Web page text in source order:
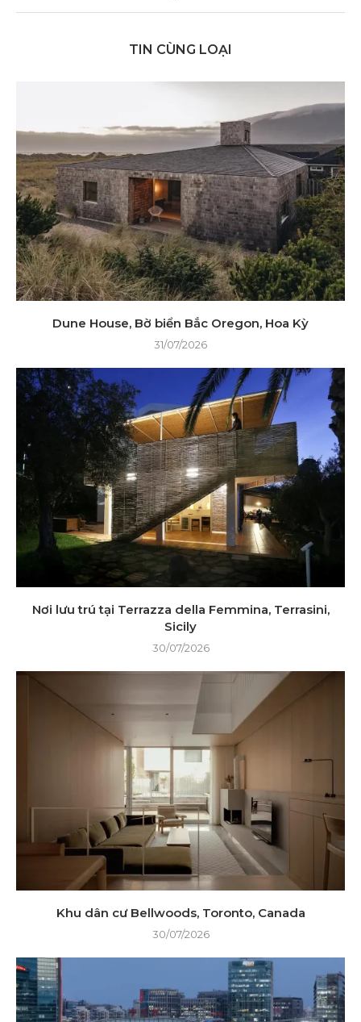
TIN CÙNG LOẠI
Dune House, Bờ biển Bắc Oregon, Hoa Kỳ
31/07/2026
Nơi lưu trú tại Terrazza della Femmina, Terrasini,
Sicily
30/07/2026
Khu dân cư Bellwoods, Toronto, Canada
30/07/2026